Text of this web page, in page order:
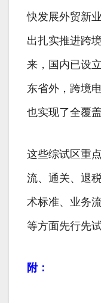
快发展外贸新
出扎实推进跨
来，国内已设
东省外，跨境
也实现了全覆盖
这些综试区重
流、通关、退
术标准、业务
等方面先行先试
附：